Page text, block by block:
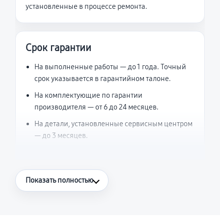
установленные в процессе ремонта.
Срок гарантии
На выполненные работы — до 1 года. Точный
срок указывается в гарантийном талоне.
На комплектующие по гарантии
производителя — от 6 до 24 месяцев.
На детали, установленные сервисным центром
— до 3 месяцев.
Что считается гарантийным случаем
Показать полностью